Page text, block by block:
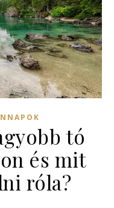
tó
és mit
róla?